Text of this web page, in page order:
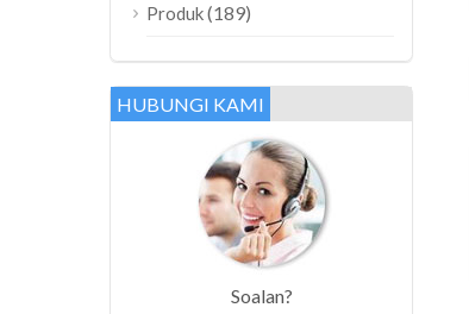
Produk(189)
HUBUNGI KAMI
Soalan?